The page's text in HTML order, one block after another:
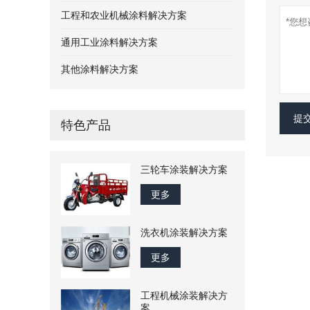
提
工程和农业机械涂料解决方案
通用工业涂料解决方案
其他涂料解决方案
特色产品
三轮车涂装解决方案
更多
洗衣机涂装解决方案
更多
工程机械涂装解决方